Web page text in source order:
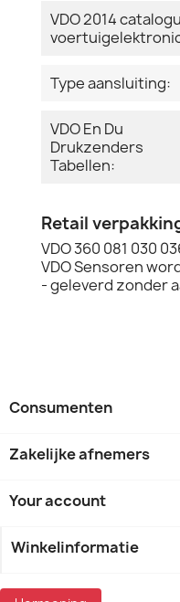
VDO 2014
Type aansluiting:
VDO En Du
Drukzenders
Tabellen:
Retail
VDO 360 081 030
VDO Sensoren
- geleverd zonder
Consumenten
Zakelijke afnemers
Your account
Winkelinformatie